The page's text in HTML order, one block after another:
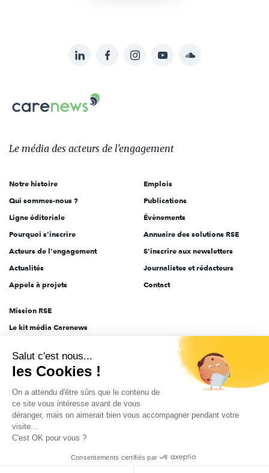
sur:
LinkedInFacebookInstagramYouTubeSoundcloud
Carenews,
Le
des
l'engagement
Le média des acteurs de l'engagement
Notre histoire
Qui sommes-nous ?
Ligne éditoriale
Pourquoi s'inscrire
Acteurs de l'engagement
Actualités
Appels à projets
Emplois
Publications
Évènements
Annuaire des solutions RSE
S'inscrire aux newsletters
Journalistes et rédacteurs
Contact
Mission RSE
Le kit média Carenews
AEF info
Novethic
PRODURABLE
Inclusiv Day
Données personnelles Mentions légales 2025-2026 Tout droits réservés
Salut c'est nous...
les Cookies !
On a attendu d'être sûrs que le contenu de
ce site vous intéresse avant de vous
déranger, mais on aimerait bien vous accompagner pendant votre
visite...
C'est OK pour vous ?
Consentements certifiés par